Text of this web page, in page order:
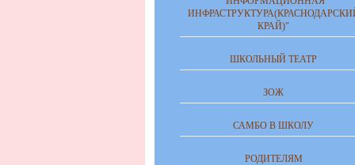
КРАЙ)"
ШКОЛЬНЫЙ ТЕАТР
ЗОЖ
САМБО В ШКОЛУ
РОДИТЕЛЯМ